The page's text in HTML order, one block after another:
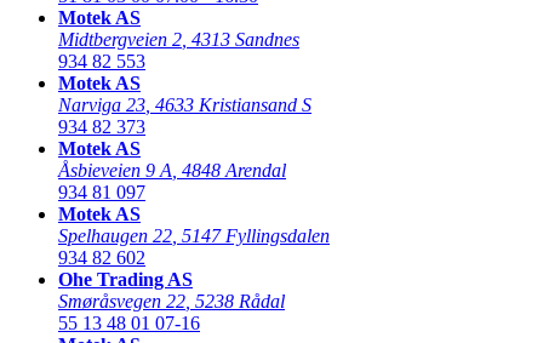
Motek AS
Midtbergveien 2 4313 Sandnes
934 82 553
Motek AS
Narviga 23 4633 Kristiansand S
934 82 373
Motek AS
Åsbieveien 9 A 4848 Arendal
934 81 097
Motek AS
Spelhaugen 22 5147 Fyllingsdalen
934 82 602
Ohe Trading AS
Smøråsvegen 22 5238 Rådal
55 13 48 01 07-16